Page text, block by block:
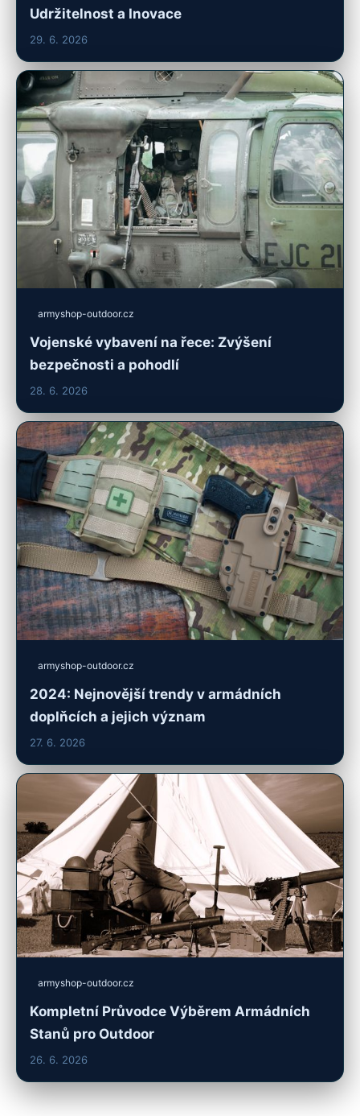
Udržitelnost a Inovace
29. 6. 2026
armyshop-outdoor.cz
Vojenské vybavení na řece: Zvýšení
bezpečnosti a pohodlí
28. 6. 2026
armyshop-outdoor.cz
2024: Nejnovější trendy v armádních
doplňcích a jejich význam
27. 6. 2026
armyshop-outdoor.cz
Kompletní Průvodce Výběrem Armádních
Stanů pro Outdoor
26. 6. 2026